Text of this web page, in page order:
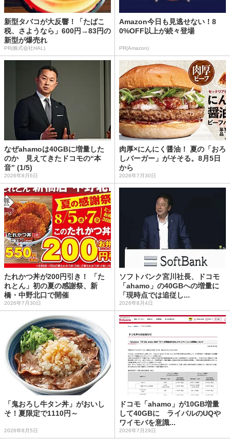
新型タバコが大反響！「たばこ
税、さようなら」600円→83円の
新型が爆売れ
PR(株式会社HAL)
Amazon今日も見逃せない！8
0%OFF以上が続々登場
PR(Amazon)
なぜahamoは40GBに増量した
のか 見えてきたドコモの“本
音” (1/5)
2026年8月6日
肉厚×にんにく醤油！ 夏の「おろ
しバーガー」がそそる。8月5日
から
2026年7月30日
たれかつ丼が200円引き！ 「た
れとん」初の夏の感謝祭、新
橋・中野北口で開催
2026年7月30日
ソフトバンク宮川社長、ドコモ
「ahamo」の40GBへの増量に
「現時点では追従し...
2026年8月4日
「鬼おろし牛タン丼」がおいし
そ！夏限定で1110円～
2026年8月5日
ドコモ「ahamo」が10GB増量
して40GBに ライバルのUQや
ワイモバを意識...
2026年7月29日